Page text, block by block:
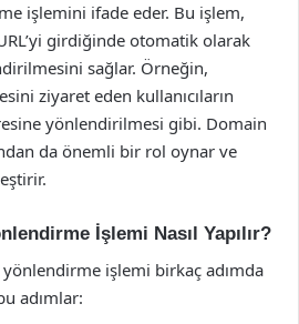
işlemini ifade eder. Bu işlem,
girdiğinde otomatik olarak
sağlar. Örneğin,
ziyaret eden kullanıcıların
yönlendirilmesi gibi. Domain
da önemli bir rol oynar ve
İşlemi Nasıl Yapılır?
işlemi birkaç adımda
adımlar: